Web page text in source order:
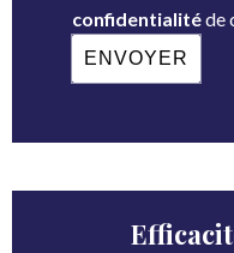
confidentialitéde
ENVOYER